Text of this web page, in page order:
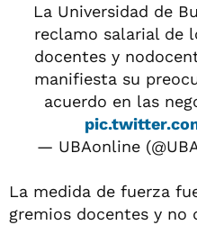
La Universidad de
reclamo salarial de
docentes y
manifiesta su
acuerdo en las
— UBAonline
La medida de fuerza
gremios docentes y no